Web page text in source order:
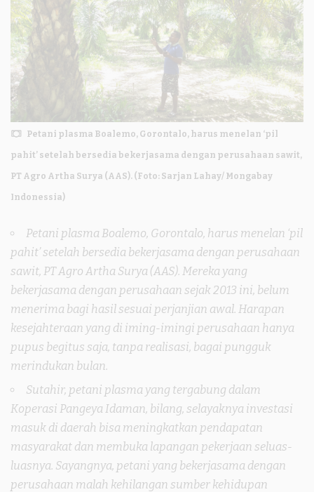
Petani plasma Boalemo, Gorontalo, harus menelan ‘pil
pahit’ setelah bersedia bekerjasama dengan perusahaan sawit,
PT Agro Artha Surya (AAS). (Foto: Sarjan Lahay/ Mongabay
Indonessia)
Petani plasma Boalemo, Gorontalo, harus menelan ‘pil
pahit’ setelah bersedia bekerjasama dengan perusahaan
sawit, PT Agro Artha Surya (AAS). Mereka yang
bekerjasama dengan perusahaan sejak 2013 ini, belum
menerima bagi hasil sesuai perjanjian awal. Harapan
kesejahteraan yang di iming-imingi perusahaan hanya
pupus begitus saja, tanpa realisasi, bagai pungguk
merindukan bulan.
Sutahir, petani plasma yang tergabung dalam
Koperasi Pangeya Idaman, bilang, selayaknya investasi
masuk di daerah bisa meningkatkan pendapatan
masyarakat dan membuka lapangan pekerjaan seluas-
luasnya. Sayangnya, petani yang bekerjasama dengan
perusahaan malah kehilangan sumber kehidupan